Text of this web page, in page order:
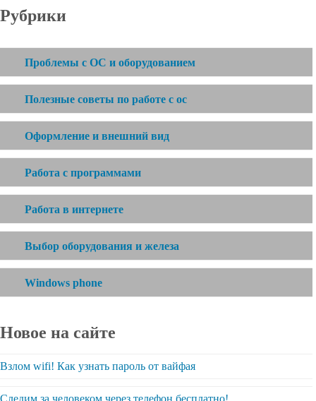
Рубрики
Проблемы с ОС и оборудованием
Полезные советы по работе с ос
Оформление и внешний вид
Работа с программами
Работа в интернете
Выбор оборудования и железа
Windows phone
Новое на сайте
Взлом wifi! Как узнать пароль от вайфая